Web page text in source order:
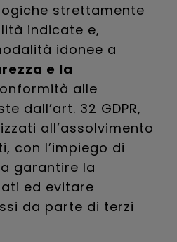
strettamente
indicate e,
idonee a
e la
alle
dall’art. 32 GDPR,
all’assolvimento
con l’impiego di
garantire la
ed evitare
da parte di terzi